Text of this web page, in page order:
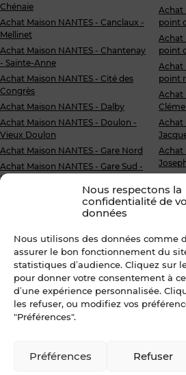
Nous respectons la
confidentialité de
données
Nous utilisons des données comme
assurer le bon fonctionnement du
statistiques d’audience. Cliquez sur
pour donner votre consentement à
d’une expérience personnalisée.
les refuser, ou modifiez vos
"Préférences".
Refuser
Préférences
Accueil»Acheter» Immobilier»Maison
NANTES»NANTES - Centre-ville
Chénaie
Achat Maison NANTES - Canclaux -
Mellinet
Achat Maison NANTES - Chantenay
- Sainte-Anne
Achat Maison NANTES - Cité des
Congrès
Achat Maison NANTES - Dalby
Achat Maison NANTES - Doulon -
Vieux Doulon
Achat Maison NANTES - Gare Nord
Achat Maison NANTES - Gare Sud -
Malakoff
Achat Maison NANTES - La
Cens - Petit port
Achat Maison NANTES - Procé -
Monselet
Achat
point
Achat
point
Achat
point
Achat
Achat
Achat
Achat
Achat
Achat